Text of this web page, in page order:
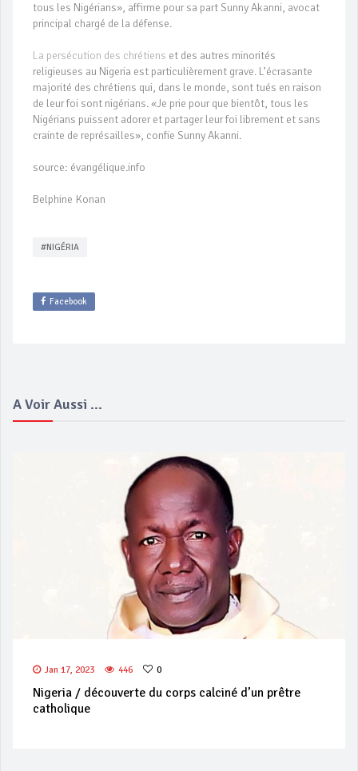
tous les Nigérians», affirme pour sa part Sunny Akanni, avocat
principal chargé de la défense.
La persécution des chrétiens et des autres minorités
religieuses au Nigeria est particulièrement grave. L’écrasante
majorité des chrétiens qui, dans le monde, sont tués en raison
de leur foi sont nigérians. «Je prie pour que bientôt, tous les
Nigérians puissent adorer et partager leur foi librement et sans
crainte de représailles», confie Sunny Akanni.
source: évangélique.info
Belphine Konan
#NIGÉRIA
Facebook
A Voir Aussi ...
Jan 17, 2023 446 0
Nigeria / découverte du corps calciné d’un prêtre
catholique